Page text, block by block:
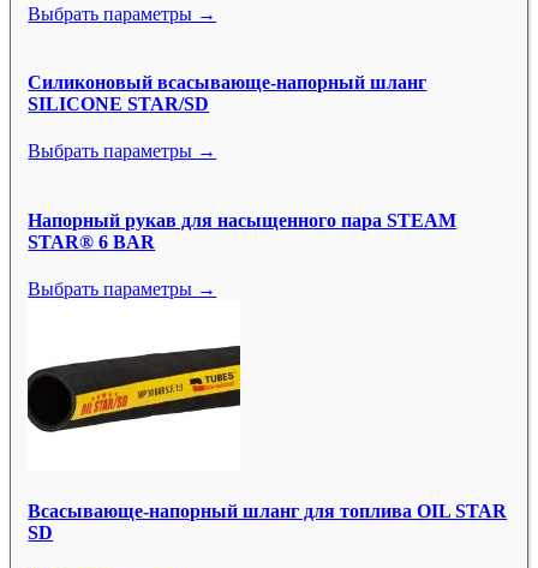
Выбрать параметры →
Силиконовый всасывающе-напорный шланг
SILICONE STAR/SD
Выбрать параметры →
Напорный рукав для насыщенного пара STEAM
STAR® 6 BAR
Выбрать параметры →
Всасывающе-напорный шланг для топлива OIL STAR
SD